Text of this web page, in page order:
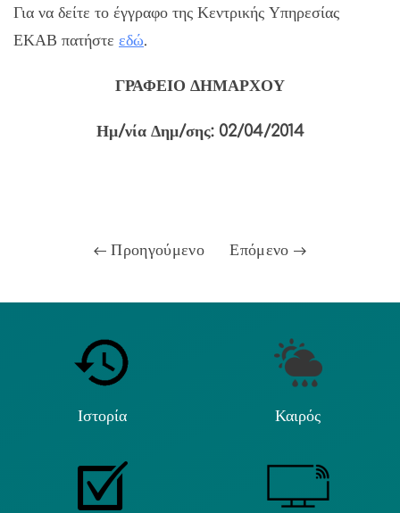
Για να δείτε το έγγραφο της Κεντρικής Υπηρεσίας
ΕΚΑΒ πατήστε εδώ.
ΓΡΑΦΕΙΟ ΔΗΜΑΡΧΟΥ
Ημ/νία Δημ/σης: 02/04/2014
Προηγούμενο Επόμενο
Ιστορία Καιρός